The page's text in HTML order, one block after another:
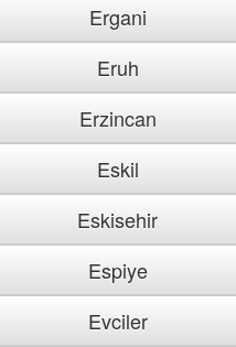
Ergani
Eruh
Erzincan
Eskil
Eskisehir
Espiye
Evciler